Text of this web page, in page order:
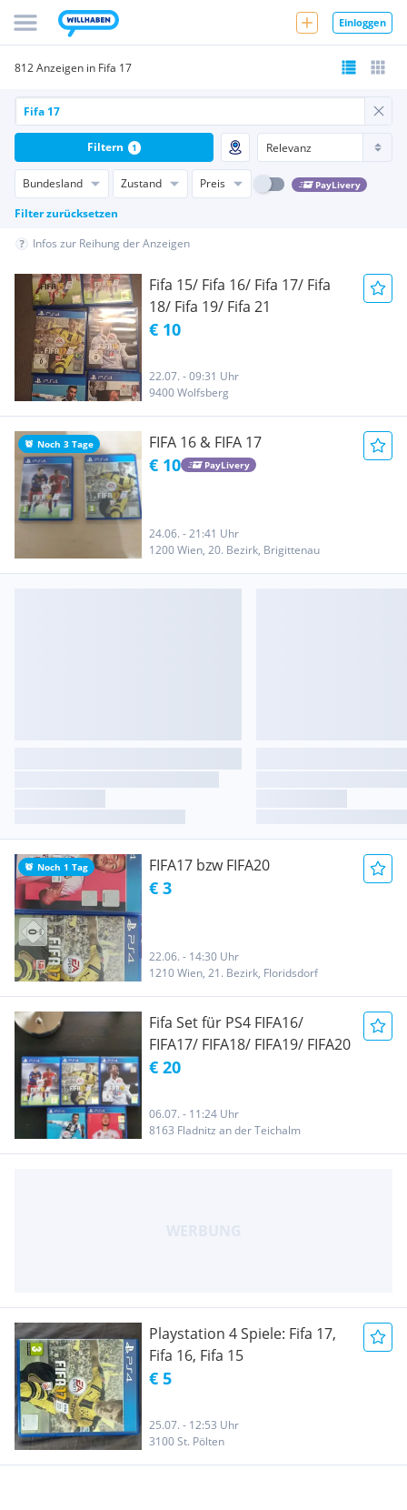
Einloggen
812 Anzeigen in Fifa 17
Bundesland Zustand Preis PayLivery
Filter zurücksetzen
Filtern 1
Infos zur Reihung der Anzeigen
Fifa 15/ Fifa 16/ Fifa 17/ Fifa
18/ Fifa 19/ Fifa 21
€ 10
22.07. - 09:31 Uhr
9400 Wolfsberg
Noch 3 Tage FIFA 16 & FIFA 17
€ 10 PayLivery
24.06. - 21:41 Uhr
1200 Wien, 20. Bezirk, Brigittenau
Noch 1 Tag FIFA17 bzw FIFA20
€ 3
22.06. - 14:30 Uhr
1210 Wien, 21. Bezirk, Floridsdorf
Fifa Set für PS4 FIFA16/
FIFA17/ FIFA18/ FIFA19/ FIFA20
€ 20
06.07. - 11:24 Uhr
8163 Fladnitz an der Teichalm
Playstation 4 Spiele: Fifa 17,
Fifa 16, Fifa 15
€ 5
25.07. - 12:53 Uhr
3100 St. Pölten